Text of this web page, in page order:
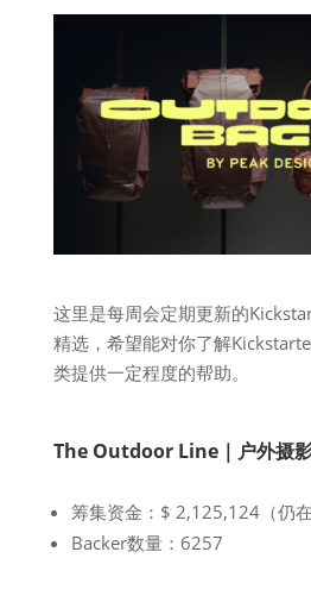
这里是每周会定期更新的
精选，希望能对你了解
类提供一定程度的帮助。
The Outdoor Line｜户外摄
筹集资金：$ 2,125,124（仍在
Backer数量：6257